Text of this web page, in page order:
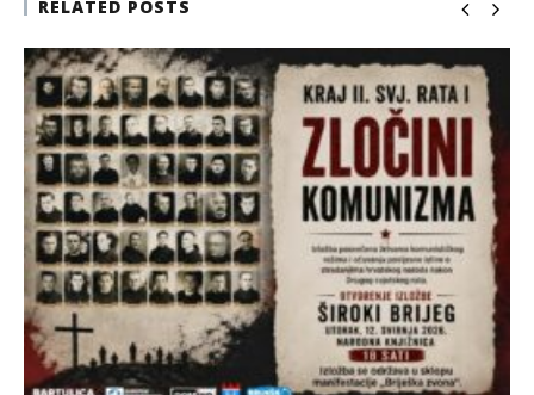
RELATED POSTS